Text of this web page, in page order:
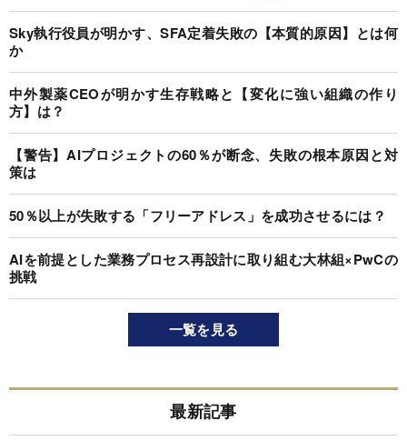
Sky執行役員が明かす、SFA定着失敗の【本質的原因】とは何
か
中外製薬CEOが明かす生存戦略と【変化に強い組織の作り
方】は？
【警告】AIプロジェクトの60％が断念、失敗の根本原因と対
策は
50％以上が失敗する「フリーアドレス」を成功させるには？
AIを前提とした業務プロセス再設計に取り組む大林組×PwCの
挑戦
一覧を見る
最新記事